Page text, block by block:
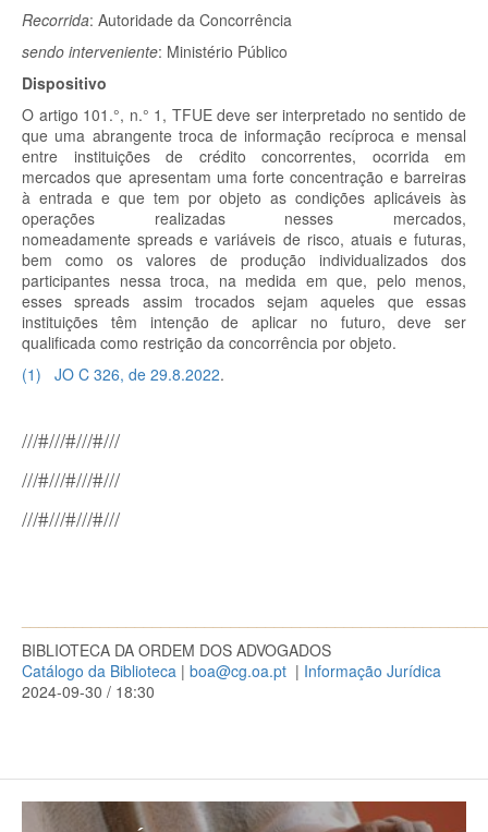
Recorrida: Autoridade da Concorrência
sendo interveniente: Ministério Público
Dispositivo
O artigo 101.°, n.° 1, TFUE deve ser interpretado no sentido de
que uma abrangente troca de informação recíproca e mensal
entre instituições de crédito concorrentes, ocorrida em
mercados que apresentam uma forte concentração e barreiras
à entrada e que tem por objeto as condições aplicáveis às
operações realizadas nesses mercados,
nomeadamente spreads e variáveis de risco, atuais e futuras,
bem como os valores de produção individualizados dos
participantes nessa troca, na medida em que, pelo menos,
esses spreads assim trocados sejam aqueles que essas
instituições têm intenção de aplicar no futuro, deve ser
qualificada como restrição da concorrência por objeto.
(1) JO C 326, de 29.8.2022.
///#///#///#///
///#///#///#///
///#///#///#///
BIBLIOTECA DA ORDEM DOS ADVOGADOS
Catálogo da Biblioteca | boa@cg.oa.pt | Informação Jurídica
2024-09-30 / 18:30